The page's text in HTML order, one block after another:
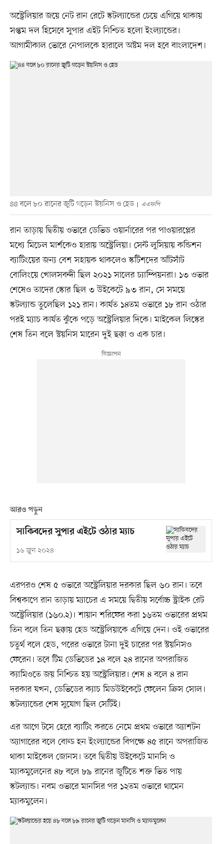
অস্ট্রেলিয়ার জয়ে নেট রান রেটে স্কটল্যান্ডের চেয়ে এগিয়ে থাকায়
সপ্তম দল হিসেবে সুপার এইট নিশ্চিত হলো ইংল্যান্ডের।
আগামীকাল ভোরে নেপালকে হারালে অষ্টম দল হবে বাংলাদেশ।
৪৪ বলে ৮০ রানের জুটি গড়েন স্টয়নিস ও হেড এএফপি
রান তাড়ায় দ্বিতীয় ওভারে ডেভিড ওয়ার্নারের পর পাওয়ারপ্লের
মধ্যে মিচেল মার্শকেও হারায় অস্ট্রেলিয়া। সেন্ট লুসিয়ায় কন্ডিশন
ব্যাটিংয়ের জন্য বেশ সহায়ক থাকলেও স্কটিশদের আঁটসাঁট
বোলিংয়ে খোলসবন্দী ছিল ২০২১ সালের চ্যাম্পিয়নরা। ১৩ ওভার
শেষেও তাদের স্কোর ছিল ৩ উইকেটে ৯৩ রান, সে সময়ে
স্কটল্যান্ড তুলেছিল ১২১ রান। কার্যত ১৪তম ওভারে ১৮ রান ওঠার
পরই ম্যাচ কার্যত ঝুঁকে পড়ে অস্ট্রেলিয়ার দিকে। মাইকেল লিস্কের
শেষ তিন বলে স্টয়নিস মারেন দুই ছক্কা ও এক চার।
আরও পড়ুন
সাকিবদের সুপার এইটে ওঠার ম্যাচ
১৬ জুন ২০২৪
এরপরও শেষ ৫ ওভারে অস্ট্রেলিয়ার দরকার ছিল ৬০ রান। তবে
বিশ্বকাপে রান তাড়ায় ম্যাচের এ সময়ে দ্বিতীয় সর্বোচ্চ স্ট্রাইক রেট
অস্ট্রেলিয়ার (১৬০.২)। শায়ান শরিফের করা ১৬তম ওভারের প্রথম
তিন বলে তিন ছক্কায় হেড অস্ট্রেলিয়াকে এগিয়ে দেন। ওই ওভারের
চতুর্থ বলে হেড, পরের ওভারে টানা দুই চারের পর স্টয়নিসও
ফেরেন। তবে টিম ডেভিডের ১৪ বলে ২৪ রানের অপরাজিত
ক্যামিওতে জয় নিশ্চিত হয় অস্ট্রেলিয়ার। শেষ ৪ বলে ৪ রান
দরকার যখন, ডেভিডের ক্যাচ মিডউইকেটে ফেলেন ক্রিস সোল।
স্কটল্যান্ডের শেষ সুযোগ ছিল সেটিই।
এর আগে টসে হেরে ব্যাটিং করতে নেমে প্রথম ওভারে অ্যাশটন
অ্যাগারের বলে বোল্ড হন ইংল্যান্ডের বিপক্ষে ৪৫ রানে অপরাজিত
থাকা মাইকেল জোনস। তবে দ্বিতীয় উইকেটে মানসি ও
ম্যাকমুলেনের ৪৮ বলে ৮৯ রানের জুটিতে শক্ত ভিত পায়
স্কটল্যান্ড। নবম ওভারে মানসির পর ১২তম ওভারে থামেন
ম্যাকমুলেন।